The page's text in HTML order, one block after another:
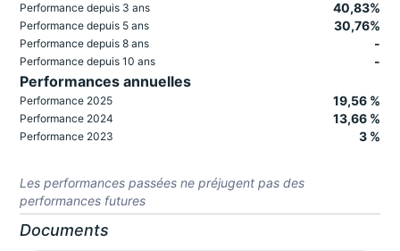
Performance depuis 3 ans 40,83%
Performance depuis 5 ans 30,76%
Performance depuis 8 ans -
Performance depuis 10 ans -
Performances annuelles
Performance 2025 19,56 %
Performance 2024 13,66 %
Performance 2023 3 %
Les performances passées ne préjugent pas des
performances futures
Documents